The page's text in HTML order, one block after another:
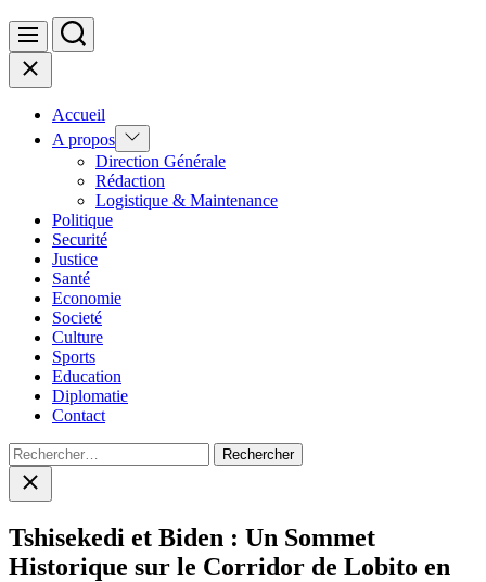
Menu Search
Close
Accueil
A propos Show
sub
menu
Direction Générale
Rédaction
Logistique & Maintenance
Politique
Securité
Justice
Santé
Economie
Societé
Culture
Sports
Education
Diplomatie
Contact
Rechercher :
Close
search
Tshisekedi et Biden : Un Sommet
Historique sur le Corridor de Lobito en